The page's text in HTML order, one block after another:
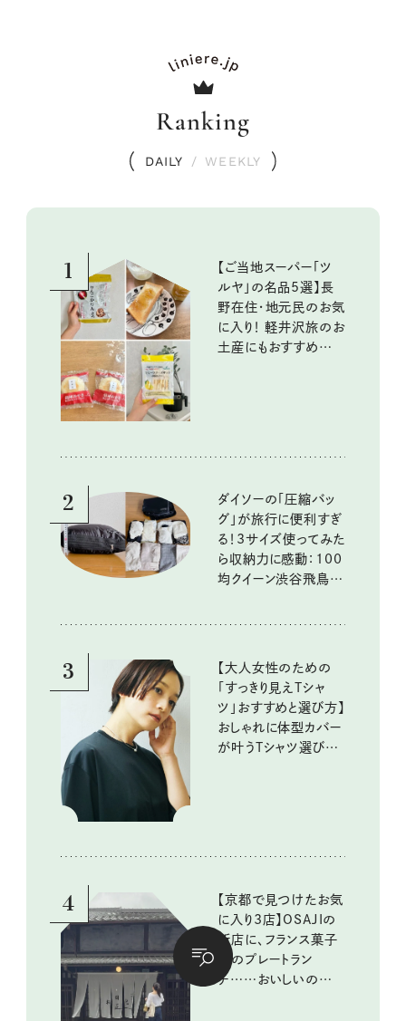
Ranking
DAILY / WEEKLY
1
【ご当地スーパー「ツ
ルヤ」の名品5選】長
野在住・地元民のお気
に入り！ 軽井沢旅のお
土産にもおすすめのお
2
ダイソーの「圧縮バッ
グ」が旅行に便利すぎ
る！3サイズ使ってみた
ら収納力に感動：100
均クイーン渋谷飛鳥の
3
【大人女性のための
「すっきり見えTシャ
ツ」おすすめと選び方】
おしゃれに体型カバー
が叶うTシャツ選びの
4
【京都で見つけたお気
に入り3店】OSAJIの
新店に、フランス菓子
店のプレートラン
チ……おいしいのんび